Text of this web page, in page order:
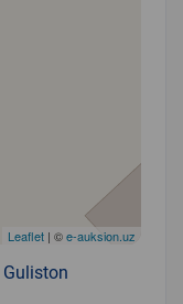
Leaflet| ©e-auksion.uz